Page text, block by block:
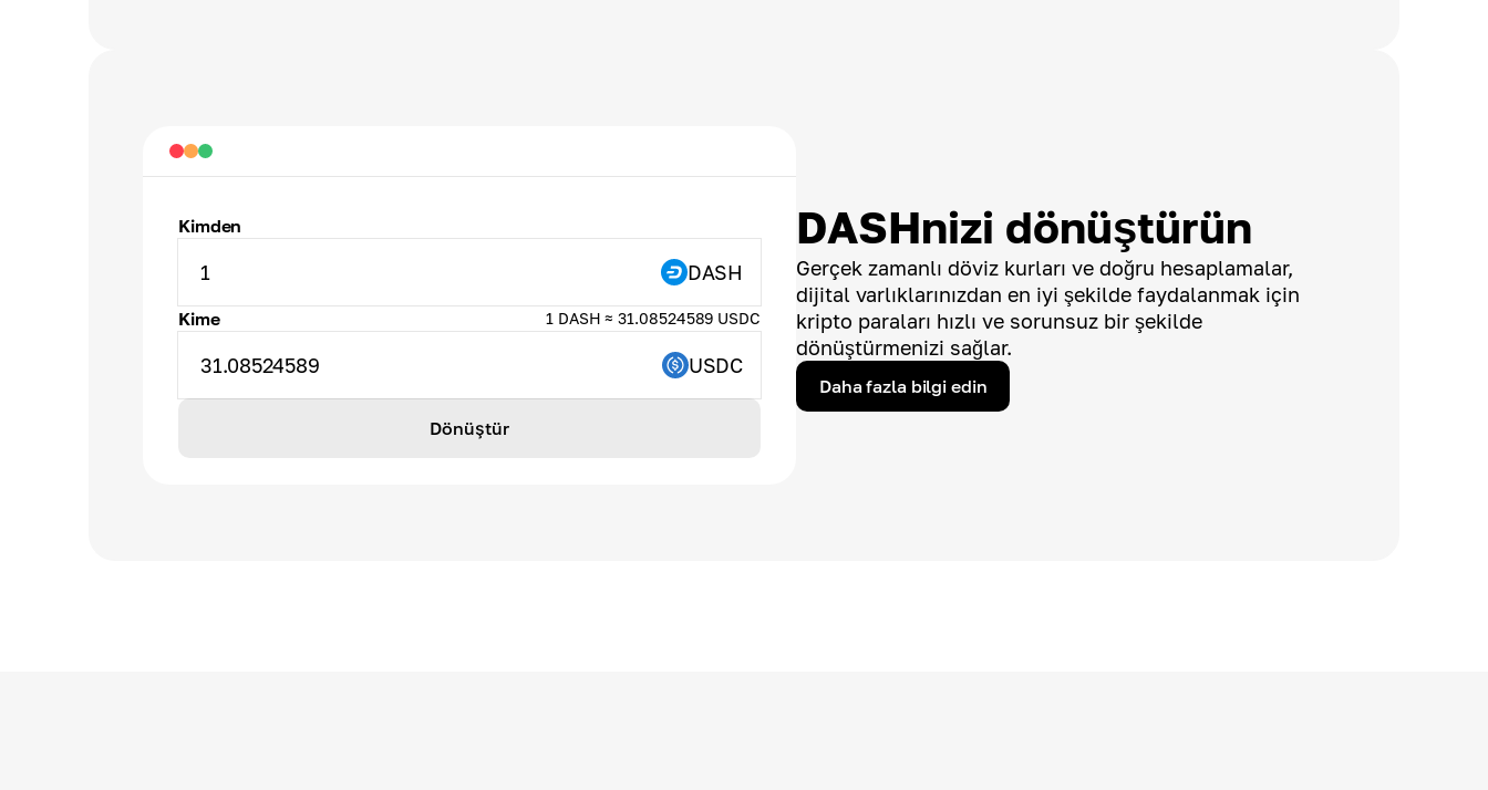
DASHnizi dönüştürün
Gerçek zamanlı döviz kurları ve doğru hesaplamalar,
dijital varlıklarınızdan en iyi şekilde faydalanmak için
kripto paraları hızlı ve sorunsuz bir şekilde
dönüştürmenizi sağlar.
Daha fazla bilgi edin
Kimden
1 DASH
Kime 1 DASH ≈ 31.08524589 USDC
31.08524589 USDC
Dönüştür